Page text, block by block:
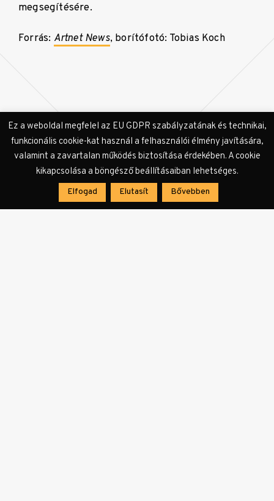
megsegítésére.
Forrás: Artnet News, borítófotó: Tobias Koch
Címkék: kulturális szektor kultúratámogatás
kultúrpolitika
Monika Grütters
Németország
Ez a weboldal megfelel az EU GDPR szabályzatának és technikai,
funkcionális cookie-kat használ a felhasználói élmény javítására,
valamint a zavartalan működés biztosítása érdekében. A cookie
kikapcsolása a böngésző beállításaiban lehetséges.
Elfogad Elutasít Bővebben